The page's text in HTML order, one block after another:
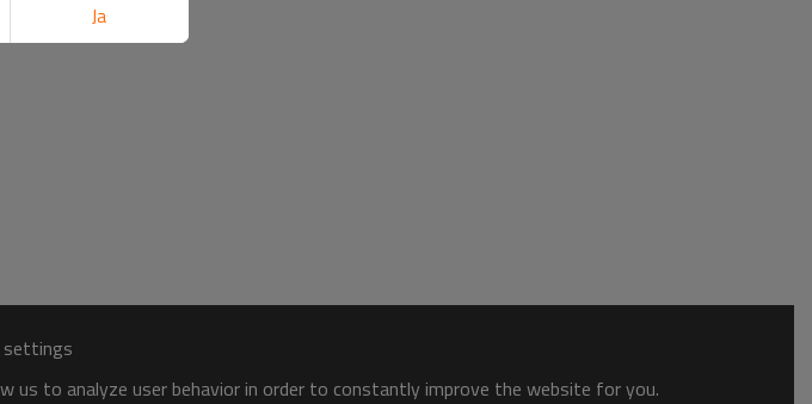
settings
us to analyze user behavior in order to constantly improve the website for you.
Ja